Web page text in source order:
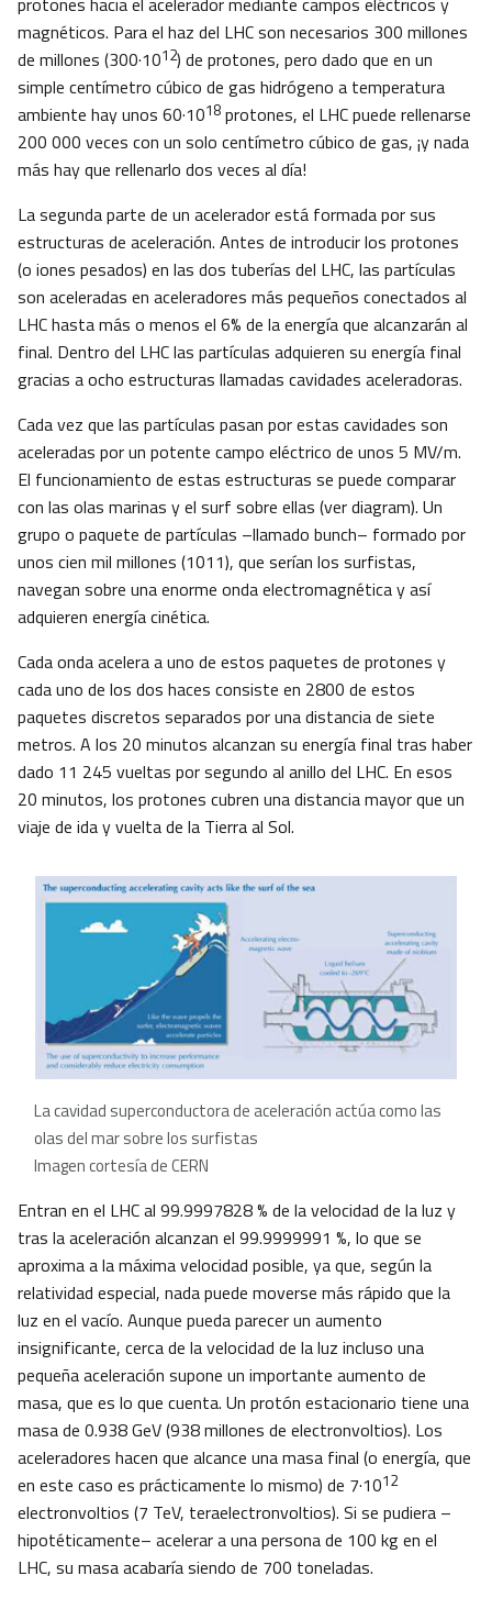
magnéticos. Para el haz del LHC son necesarios 300 millones
de millones (300·1012) de protones, pero dado que en un
simple centímetro cúbico de gas hidrógeno a temperatura
ambiente hay unos 60·1018 protones, el LHC puede rellenarse
200 000 veces con un solo centímetro cúbico de gas, ¡y nada
más hay que rellenarlo dos veces al día!
La segunda parte de un acelerador está formada por sus
estructuras de aceleración. Antes de introducir los protones
(o iones pesados) en las dos tuberías del LHC, las partículas
son aceleradas en aceleradores más pequeños conectados al
LHC hasta más o menos el 6% de la energía que alcanzarán al
final. Dentro del LHC las partículas adquieren su energía final
gracias a ocho estructuras llamadas cavidades aceleradoras.
Cada vez que las partículas pasan por estas cavidades son
aceleradas por un potente campo eléctrico de unos 5 MV/m.
El funcionamiento de estas estructuras se puede comparar
con las olas marinas y el surf sobre ellas (ver diagram). Un
grupo o paquete de partículas –llamado bunch– formado por
unos cien mil millones (1011), que serían los surfistas,
navegan sobre una enorme onda electromagnética y así
adquieren energía cinética.
Cada onda acelera a uno de estos paquetes de protones y
cada uno de los dos haces consiste en 2800 de estos
paquetes discretos separados por una distancia de siete
metros. A los 20 minutos alcanzan su energía final tras haber
dado 11 245 vueltas por segundo al anillo del LHC. En esos
20 minutos, los protones cubren una distancia mayor que un
viaje de ida y vuelta de la Tierra al Sol.
La cavidad superconductora de aceleración actúa como las
olas del mar sobre los surfistas
Imagen cortesía de CERN
Entran en el LHC al 99.9997828 % de la velocidad de la luz y
tras la aceleración alcanzan el 99.9999991 %, lo que se
aproxima a la máxima velocidad posible, ya que, según la
relatividad especial, nada puede moverse más rápido que la
luz en el vacío. Aunque pueda parecer un aumento
insignificante, cerca de la velocidad de la luz incluso una
pequeña aceleración supone un importante aumento de
masa, que es lo que cuenta. Un protón estacionario tiene una
masa de 0.938 GeV (938 millones de electronvoltios). Los
aceleradores hacen que alcance una masa final (o energía, que
en este caso es prácticamente lo mismo) de 7·1012
electronvoltios (7 TeV, teraelectronvoltios). Si se pudiera –
hipotéticamente– acelerar a una persona de 100 kg en el
LHC, su masa acabaría siendo de 700 toneladas.